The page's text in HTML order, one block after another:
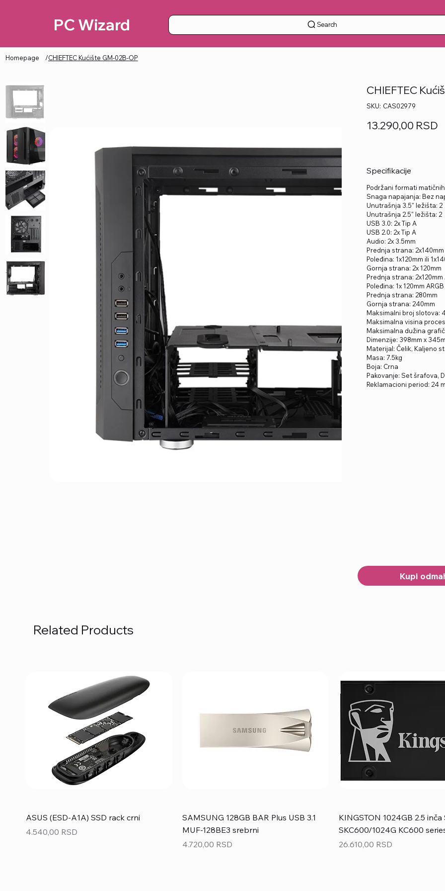
PC Wizard Search
Homepage /CHIEFTEC Kućište GM-02B-OP
CHIEFTEC
SKU: SKU
CAS02979
CAS02979
13.290,00 RSD
Specifikacije
Podržani formati matičnih
Snaga napajanja: Bez
Unutrašnja 3.5" ležišta: 2
Unutrašnja 2.5" ležišta: 2
USB 3.0: 2x Tip A
USB 2.0: 2x Tip A
Audio: 2x 3.5mm
Prednja strana: 2x140mm
Poleđina: 1x120mm ili
Gornja strana: 2x 120mm
Prednja strana: 2x120mm
Poleđina: 1x 120mm ARGB
Prednja strana: 280mm
Gornja strana: 240mm
Maksimalni broj slotova:
Maksimalna visina
Maksimalna dužina
Dimenzije: 398mm x
Materijal: Čelik, Kaljeno
Masa: 7.5kg
Boja: Crna
Pakovanje: Set šrafova,
Reklamacioni period: 24
Kupi
Related Products
ASUS (ESD-A1A) SSD rack crni
Price
4.540,00 RSD
SAMSUNG 128GB BAR Plus USB 3.1
MUF-128BE3 srebrni
Price
4.720,00 RSD
KINGSTON 1024GB 2.5 inča
SKC600/1024G KC600
Price
26.610,00 RSD